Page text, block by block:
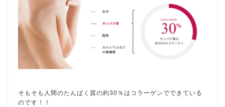
そもそも人間のたんぱく質の約30％はコラーゲンでできている
のです！！